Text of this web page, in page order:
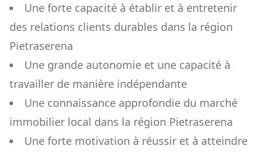
Une forte capacité à établir et à entretenir
des relations clients durables dans la région
Pietraserena
Une grande autonomie et une capacité à
travailler de manière indépendante
Une connaissance approfondie du marché
immobilier local dans la région Pietraserena
Une forte motivation à réussir et à atteindre